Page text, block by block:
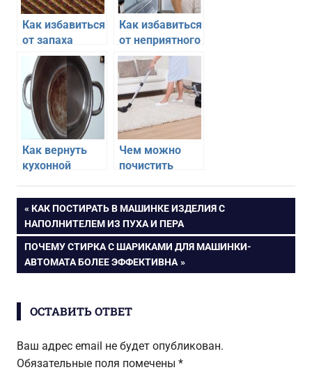
Как избавиться
от запаха
«кошачьих
меток» и
предотвратить
их появление
Как избавиться
от неприятного
запаха в
холодильнике
Как вернуть
кухонной
блеск
Чем можно
почистить
запаха в
домашних
условиях
Навигация
по
записям
ПРЕДЫДУЩАЯ
ЗАПИСЬ:
КАК ПОСТИРАТЬ В МАШИНКЕ ИЗДЕЛИЯ С
НАПОЛНИТЕЛЕМ ИЗ ПУХА И ПЕРА
СЛЕДУЮЩАЯ
ЗАПИСЬ:
ПОЧЕМУ СТИРКА С ШАРИКАМИ ДЛЯ МАШИНКИ-
АВТОМАТА БОЛЕЕ ЭФФЕКТИВНА
ОСТАВИТЬ ОТВЕТ
Ваш адрес email не будет опубликован.
Обязательные поля помечены *